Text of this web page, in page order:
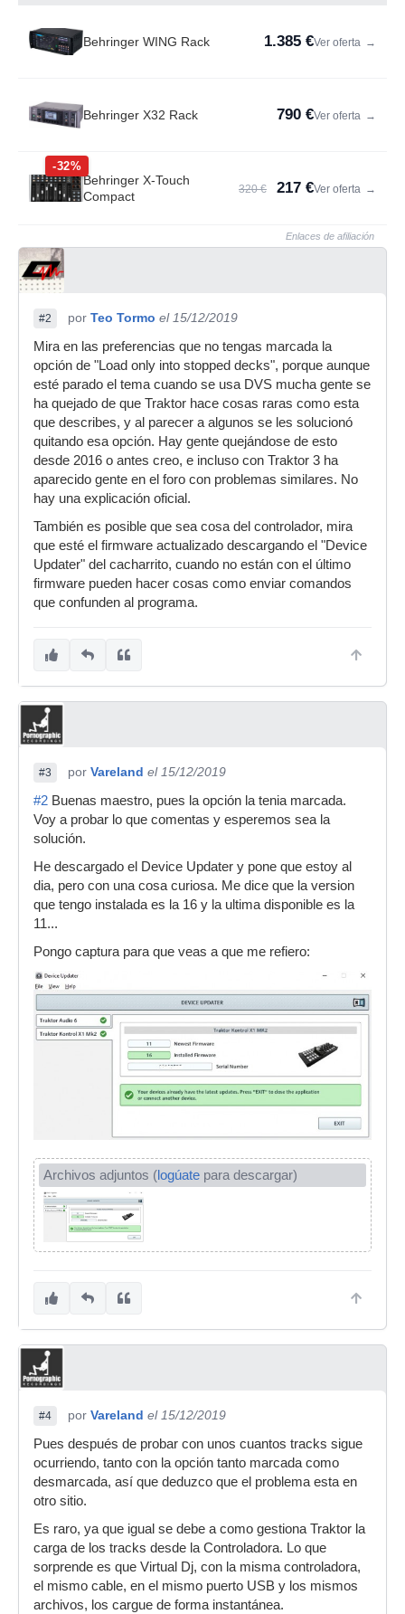
Behringer WING Rack 1.385 €Ver oferta →
Behringer X32 Rack 790 €Ver oferta →
-32%
Behringer X-Touch
Compact
320 € 217 €Ver oferta →
Enlaces de afiliación
#2 por Teo Tormo el 15/12/2019
Mira en las preferencias que no tengas marcada la
opción de "Load only into stopped decks", porque aunque
esté parado el tema cuando se usa DVS mucha gente se
ha quejado de que Traktor hace cosas raras como esta
que describes, y al parecer a algunos se les solucionó
quitando esa opción. Hay gente quejándose de esto
desde 2016 o antes creo, e incluso con Traktor 3 ha
aparecido gente en el foro con problemas similares. No
hay una explicación oficial.
También es posible que sea cosa del controlador, mira
que esté el firmware actualizado descargando el "Device
Updater" del cacharrito, cuando no están con el último
firmware pueden hacer cosas como enviar comandos
que confunden al programa.
#3 por Vareland el 15/12/2019
#2 Buenas maestro, pues la opción la tenia marcada.
Voy a probar lo que comentas y esperemos sea la
solución.
He descargado el Device Updater y pone que estoy al
dia, pero con una cosa curiosa. Me dice que la version
que tengo instalada es la 16 y la ultima disponible es la
11...
Pongo captura para que veas a que me refiero:
Archivos adjuntos (logúate para descargar)
#4 por Vareland el 15/12/2019
Pues después de probar con unos cuantos tracks sigue
ocurriendo, tanto con la opción tanto marcada como
desmarcada, así que deduzco que el problema esta en
otro sitio.
Es raro, ya que igual se debe a como gestiona Traktor la
carga de los tracks desde la Controladora. Lo que
sorprende es que Virtual Dj, con la misma controladora,
el mismo cable, en el mismo puerto USB y los mismos
archivos, los cargue de forma instantánea.